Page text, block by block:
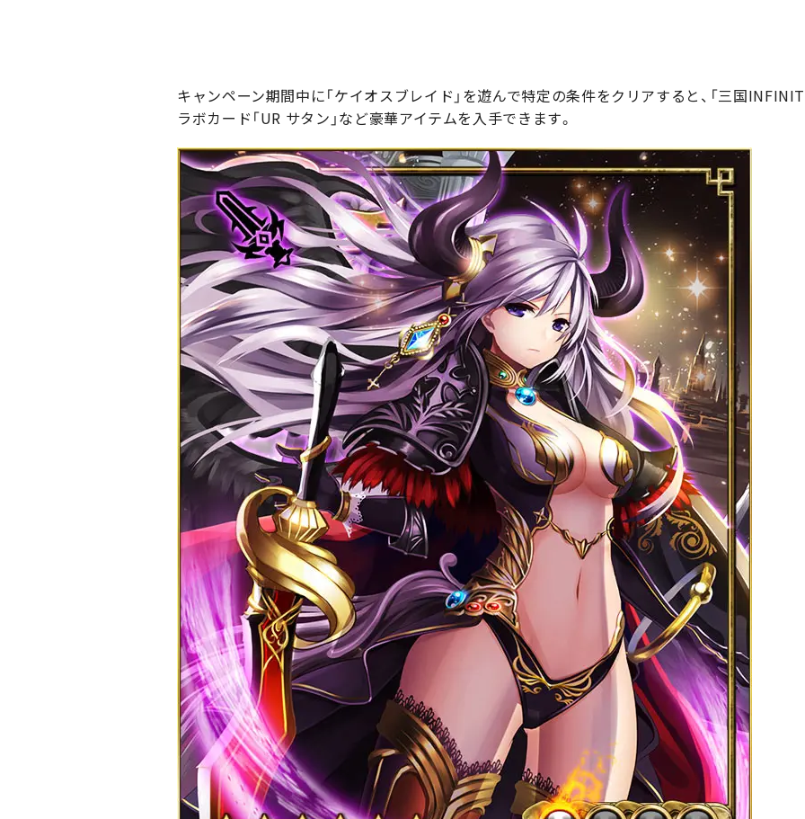
キャンペーン期間中に「ケイオスブレイド」を遊んで特定の条件をクリアすると、「三国
ラボカード「UR サタン」など豪華アイテムを入手できます。